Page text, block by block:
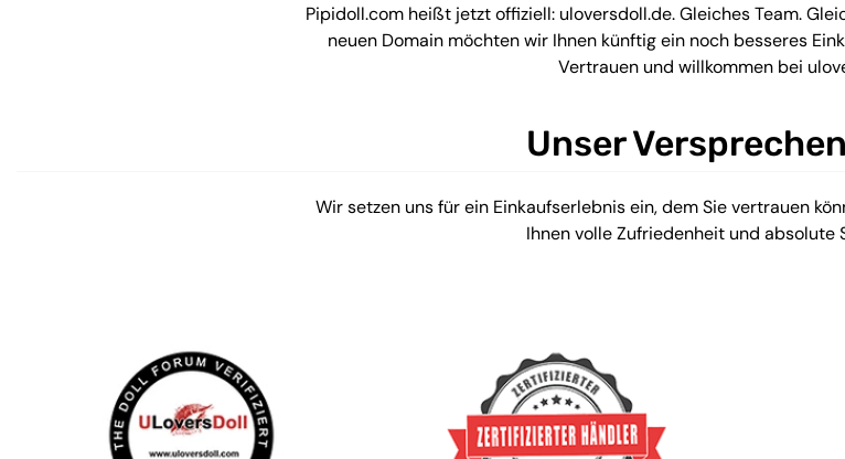
Pipidoll.com heißt jetzt offiziell: uloversdoll.de. Gleiches Team.
neuen Domain möchten wir Ihnen künftig ein noch besseres
Vertrauen und willkommen bei
Unser
Wir setzen uns für ein Einkaufserlebnis ein, dem Sie vertrauen
Ihnen volle Zufriedenheit und absolute